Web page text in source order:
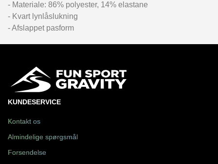
- Materiale: 86% polyester, 14% elastane
- Kvart lynlåslukning
- Afslappet pasform
KUNDESERVICE
Kontakt os
Almindelige spørgsmål
Forsendelse